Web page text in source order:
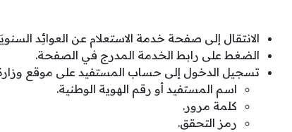
الانتقال إلى صفحة خدمة الاستعلام عن العوائِد
الضغط على رابط الخدمة المدرج في الصفحة.
تسجيل الدخول إلى حساب المستفيد على موقع وزارة
اسم المستفيد أو رقم الهوية الوطنية.
كلمة مرور.
رمز التحقق.